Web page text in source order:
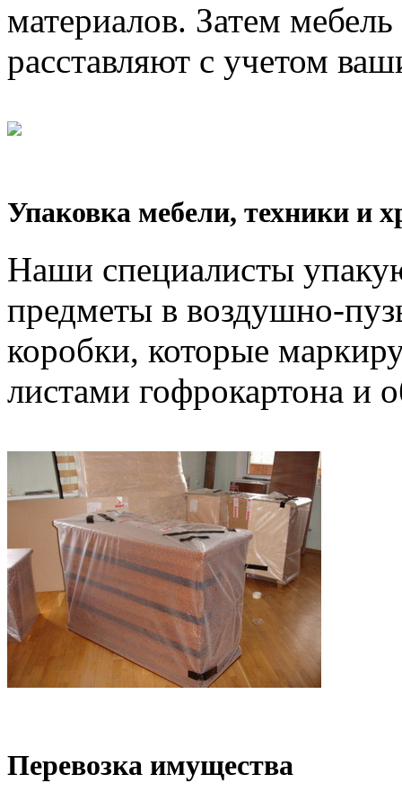
материалов. Затем
расставляют с учетом
Упаковка мебели, техники и
Наши специалисты
предметы в воздушно-
коробки, которые
листами гофрокартона и
Перевозка имущества